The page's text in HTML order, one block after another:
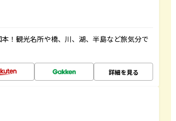
！観光名所や橋、川、湖、半島など旅気分で
詳細を見る